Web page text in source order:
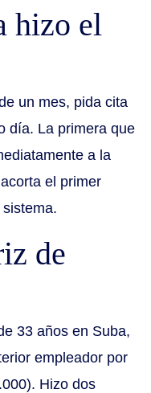
hizo el
un mes, pida cita
día. La primera que
a la
el primer
de
33 años en Suba,
empleador por
Hizo dos